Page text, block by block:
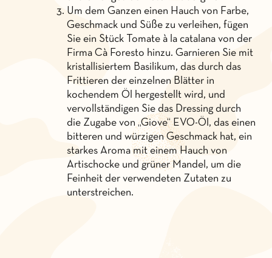
Um dem Ganzen einen Hauch von Farbe,
Geschmack und Süße zu verleihen, fügen
Sie ein Stück Tomate à la catalana von der
Firma Cà Foresto hinzu. Garnieren Sie mit
kristallisiertem Basilikum, das durch das
Frittieren der einzelnen Blätter in
kochendem Öl hergestellt wird, und
vervollständigen Sie das Dressing durch
die Zugabe von „Giove“ EVO-Öl, das einen
bitteren und würzigen Geschmack hat, ein
starkes Aroma mit einem Hauch von
Artischocke und grüner Mandel, um die
Feinheit der verwendeten Zutaten zu
unterstreichen.